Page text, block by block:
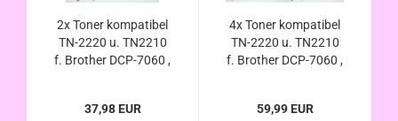
2x Toner kompatibel
TN-2220 u. TN2210
f. Brother DCP-7060 ,
DCP-7070DW
37,98 EUR
4x Toner kompatibel
TN-2220 u. TN2210
f. Brother DCP-7060 ,
DCP-7070DW
59,99 EUR